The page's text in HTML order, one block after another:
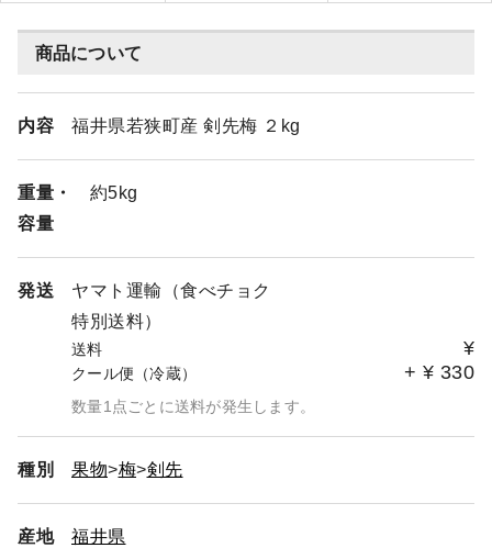
商品について
内容 福井県若狭町産 剣先梅 ２kg
重量・
容量
約5kg
発送
ヤマト運輸（食べチョク
特別送料）
送料 ¥
クール便（冷蔵） + ¥ 330
数量1点ごとに送料が発生します。
種別 果物 梅 剣先
産地 福井県